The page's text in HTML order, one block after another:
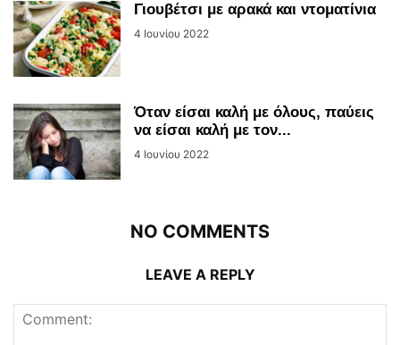
Γιουβέτσι με αρακά και ντοματίνια
4 Ιουνίου 2022
Όταν είσαι καλή με όλους, παύεις
να είσαι καλή με τον...
4 Ιουνίου 2022
NO COMMENTS
LEAVE A REPLY